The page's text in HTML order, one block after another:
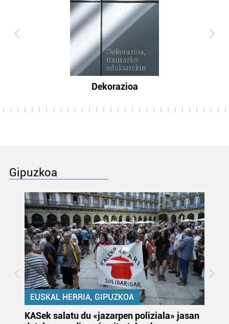
Dekorazioa
Gipuzkoa
EUSKAL HERRIA, GIPUZKOA
KASek salatu du «jazarpen poliziala» jasan